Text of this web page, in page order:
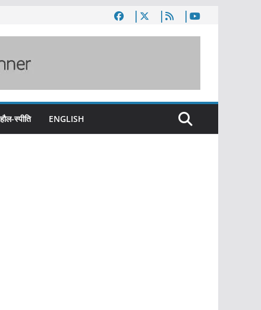
स्पीति ENGLISH